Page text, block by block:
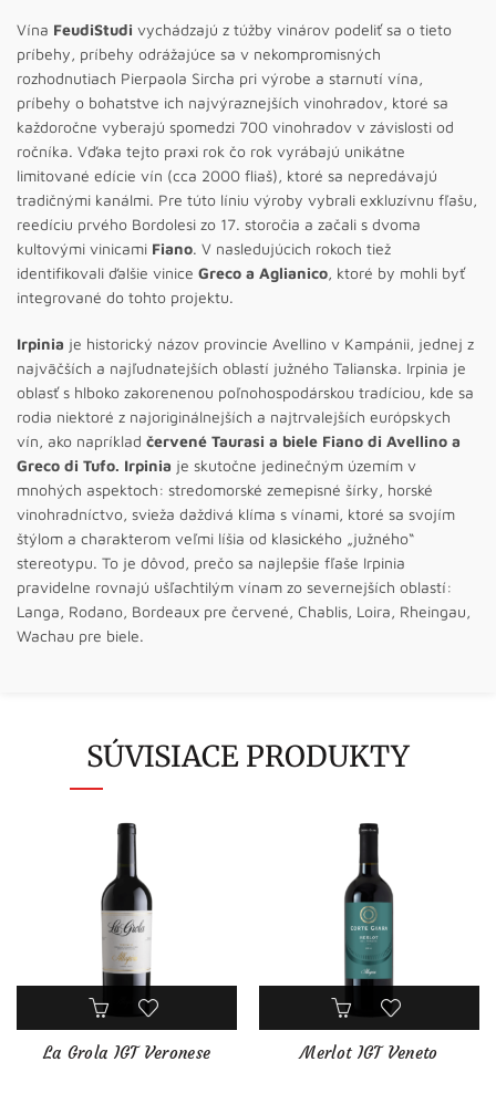
Vína FeudiStudi vychádzajú z túžby vinárov podeliť sa o tieto
príbehy, príbehy odrážajúce sa v nekompromisných
rozhodnutiach Pierpaola Sircha pri výrobe a starnutí vína,
príbehy o bohatstve ich najvýraznejších vinohradov, ktoré sa
každoročne vyberajú spomedzi 700 vinohradov v závislosti od
ročníka. Vďaka tejto praxi rok čo rok vyrábajú unikátne
limitované edície vín (cca 2000 fliaš), ktoré sa nepredávajú
tradičnými kanálmi. Pre túto líniu výroby vybrali exkluzívnu fľašu,
reedíciu prvého Bordolesi zo 17. storočia a začali s dvoma
kultovými vinicami Fiano. V nasledujúcich rokoch tiež
identifikovali ďalšie vinice Greco a Aglianico, ktoré by mohli byť
integrované do tohto projektu.
Irpinia je historický názov provincie Avellino v Kampánii, jednej z
najväčších a najľudnatejších oblastí južného Talianska. Irpinia je
oblasť s hlboko zakorenenou poľnohospodárskou tradíciou, kde sa
rodia niektoré z najoriginálnejších a najtrvalejších európskych
vín, ako napríklad červené Taurasi a biele Fiano di Avellino a
Greco di Tufo. Irpinia je skutočne jedinečným územím v
mnohých aspektoch: stredomorské zemepisné šírky, horské
vinohradníctvo, svieža daždivá klíma s vínami, ktoré sa svojím
štýlom a charakterom veľmi líšia od klasického „južného“
stereotypu. To je dôvod, prečo sa najlepšie fľaše Irpinia
pravidelne rovnajú ušľachtilým vínam zo severnejších oblastí:
Langa, Rodano, Bordeaux pre červené, Chablis, Loira, Rheingau,
Wachau pre biele.
SÚVISIACE PRODUKTY
La Grola IGT Veronese Merlot IGT Veneto